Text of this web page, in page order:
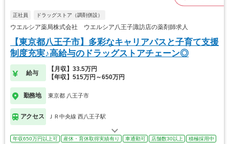
正社員 ドラッグストア（調剤併設）
ウエルシア薬局株式会社 ウエルシア八王子諏訪店の薬剤師求人
【東京都八王子市】多彩なキャリアパスと子育て支援
制度充実♪高給与のドラッグストアチェーン◎
給与
【月収】33.5万円
【年収】515万円～650万円
勤務地 東京都 八王子市
アクセス ＪＲ中央線 西八王子駅
年収650万円以上可 産休・育休取得実績有り 車通勤可 店舗数30以上
積極採用中